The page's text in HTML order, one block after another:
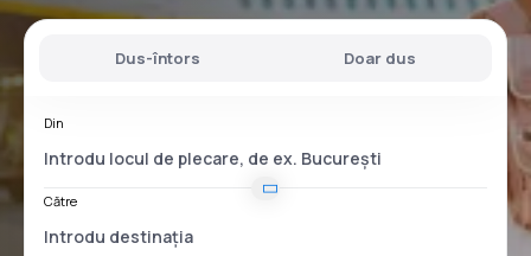
Dus-întors Doar dus
Din
Către